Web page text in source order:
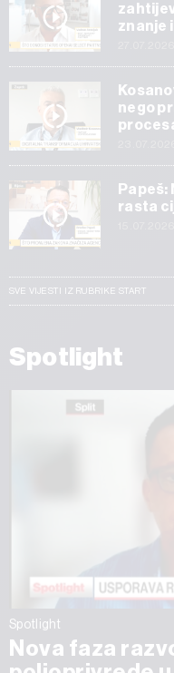
znanje
nego
Papeš:
rasta
SVE VIJESTI IZ RUBRIKE START
Spotlight
Spotlight
Nova faza